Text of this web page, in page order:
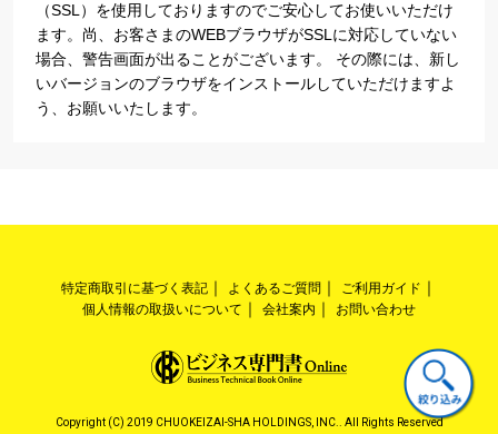
（SSL）を使用しておりますのでご安心してお使いいただけ
ます。尚、お客さまのWEBブラウザがSSLに対応していない
場合、警告画面が出ることがございます。 その際には、新し
いバージョンのブラウザをインストールしていただけますよ
う、お願いいたします。
特定商取引に基づく表記 よくあるご質問
ご利用ガイド
個人情報の取扱いについて
会社案内 お問い合わせ
Copyright (C) 2019 CHUOKEIZAI-SHA HOLDINGS, INC.. All Rights Reserved